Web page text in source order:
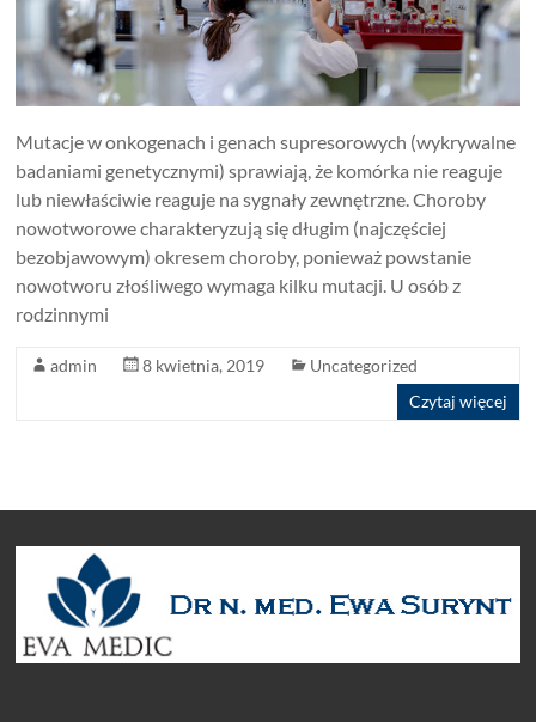
Mutacje w onkogenach i genach supresorowych (wykrywalne
badaniami genetycznymi) sprawiają, że komórka nie reaguje
lub niewłaściwie reaguje na sygnały zewnętrzne. Choroby
nowotworowe charakteryzują się długim (najczęściej
bezobjawowym) okresem choroby, ponieważ powstanie
nowotworu złośliwego wymaga kilku mutacji. U osób z
rodzinnymi
admin 8 kwietnia, 2019
Uncategorized
Czytaj więcej